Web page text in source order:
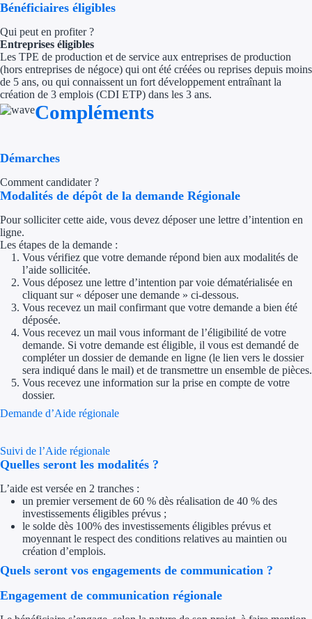
Ouvrage
Aides Région
Aides Région
Aides Région
Aides Région
Régions de I à P
Aides Région
Aides Région
Outre-mer
Bénéficiaires éligibles
Qui peut en profiter ?
Entreprises éligibles
Les TPE de production et de service aux entreprises de production
(hors entreprises de négoce) qui ont été créées ou reprises depuis moins
de 5 ans, ou qui connaissent un fort développement entraînant la
création de 3 emplois (CDI ETP) dans les 3 ans.
Compléments
Démarches
Comment candidater ?
Modalités de dépôt de la demande Régionale
Pour solliciter cette aide, vous devez déposer une lettre d’intention en
ligne.
Les étapes de la demande :
Vous vérifiez que votre demande répond bien aux modalités de
l’aide sollicitée.
Vous déposez une lettre d’intention par voie dématérialisée en
cliquant sur « déposer une demande » ci-dessous.
Vous recevez un mail confirmant que votre demande a bien été
déposée.
Vous recevez un mail vous informant de l’éligibilité de votre
demande. Si votre demande est éligible, il vous est demandé de
compléter un dossier de demande en ligne (le lien vers le dossier
sera indiqué dans le mail) et de transmettre un ensemble de pièces.
Vous recevez une information sur la prise en compte de votre
dossier.
Demande d’Aide régionale
Suivi de l’Aide régionale
Quelles seront les modalités ?
L’aide est versée en 2 tranches :
un premier versement de 60 % dès réalisation de 40 % des
investissements éligibles prévus ;
le solde dès 100% des investissements éligibles prévus et
moyennant le respect des conditions relatives au maintien ou
création d’emplois.
Quels seront vos engagements de communication ?
Engagement de communication régionale